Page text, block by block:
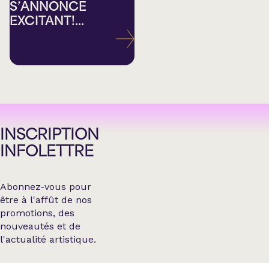
S’ANNONCE
EXCITANT!...
INSCRIPTION
INFOLETTRE
Abonnez-vous pour
être à l'affût de nos
promotions, des
nouveautés et de
l'actualité artistique.